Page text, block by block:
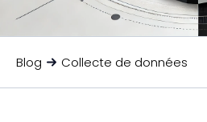
Blog Collecte de données